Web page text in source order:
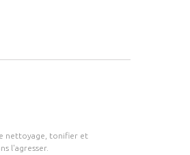
nettoyage, tonifier et
l'agresser.